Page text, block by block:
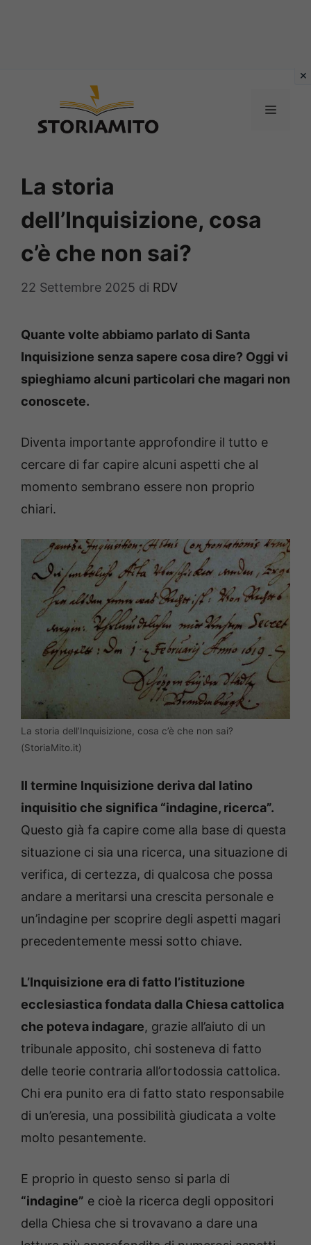
contenuto
MENU
La storia
dell’Inquisizione, cosa
c’è che non sai?
22 Settembre 2025 di RDV
Quante volte abbiamo parlato di Santa
Inquisizione senza sapere cosa dire? Oggi vi
spieghiamo alcuni particolari che magari non
conoscete.
Diventa importante approfondire il tutto e
cercare di far capire alcuni aspetti che al
momento sembrano essere non proprio
chiari.
La storia dell’Inquisizione, cosa c’è che non sai?
(StoriaMito.it)
Il termine Inquisizione deriva dal latino
inquisitio che significa “indagine, ricerca”.
Questo già fa capire come alla base di questa
situazione ci sia una ricerca, una situazione di
verifica, di certezza, di qualcosa che possa
andare a meritarsi una crescita personale e
un’indagine per scoprire degli aspetti magari
precedentemente messi sotto chiave.
L’Inquisizione era di fatto l’istituzione
ecclesiastica fondata dalla Chiesa cattolica
che poteva indagare, grazie all’aiuto di un
tribunale apposito, chi sosteneva di fatto
delle teorie contraria all’ortodossia cattolica.
Chi era punito era di fatto stato responsabile
di un’eresia, una possibilità giudicata a volte
molto pesantemente.
E proprio in questo senso si parla di
“indagine” e cioè la ricerca degli oppositori
della Chiesa che si trovavano a dare una